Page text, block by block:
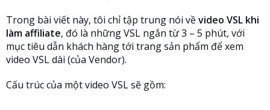
Trong bài viết này, tôi chỉ tập trung nói vềvideo VSL khi
làm affiliate, đó là những VSL ngắn từ 3 – 5 phút, với
mục tiêu dẫn khách hàng tới trang sản phẩm để xem
video VSL dài (của Vendor).
Cấu trúc của một video VSL sẽ gồm: